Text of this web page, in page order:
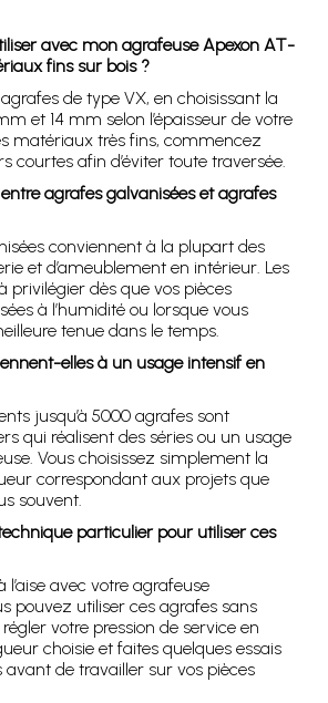
avec mon agrafeuse Apexon AT-
fins sur bois ?
de type VX, en choisissant la
et 14 mm selon l’épaisseur de votre
matériaux très fins, commencez
courtes afin d’éviter toute traversée.
agrafes galvanisées et agrafes
conviennent à la plupart des
et d’ameublement en intérieur. Les
privilégier dès que vos pièces
à l’humidité ou lorsque vous
tenue dans le temps.
elles à un usage intensif en
jusqu’à 5000 agrafes sont
qui réalisent des séries ou un usage
Vous choisissez simplement la
correspondant aux projets que
souvent.
particulier pour utiliser ces
l’aise avec votre agrafeuse
pouvez utiliser ces agrafes sans
votre pression de service en
choisie et faites quelques essais
avant de travailler sur vos pièces